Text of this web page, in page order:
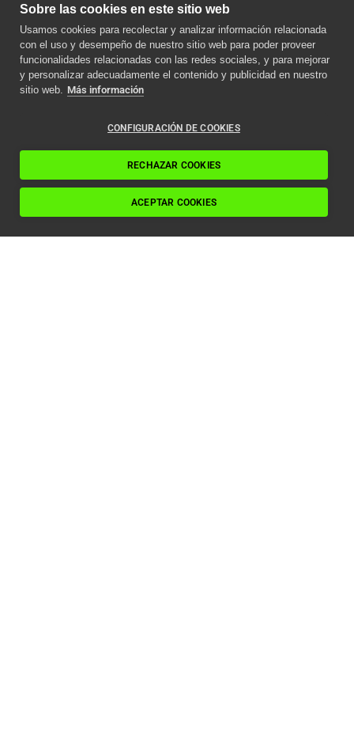
Sobre las cookies en este sitio web
Usamos cookies para recolectar y analizar información relacionada
con el uso y desempeño de nuestro sitio web para poder proveer
funcionalidades relacionadas con las redes sociales, y para mejorar
y personalizar adecuadamente el contenido y publicidad en nuestro
sitio web. Más información
CONFIGURACIÓN DE COOKIES
RECHAZAR COOKIES
ACEPTAR COOKIES